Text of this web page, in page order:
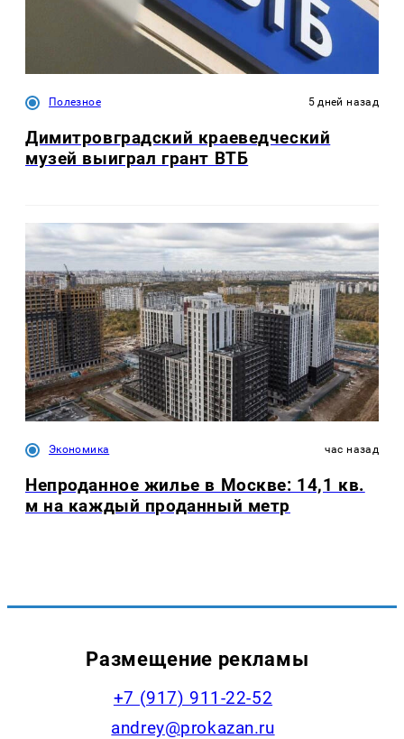
Полезное 5 дней назад
Димитровградский краеведческий
музей выиграл грант ВТБ
Экономика час назад
Непроданное жилье в Москве: 14,1 кв.
м на каждый проданный метр
Размещение рекламы
+7 (917) 911-22-52
andrey@prokazan.ru